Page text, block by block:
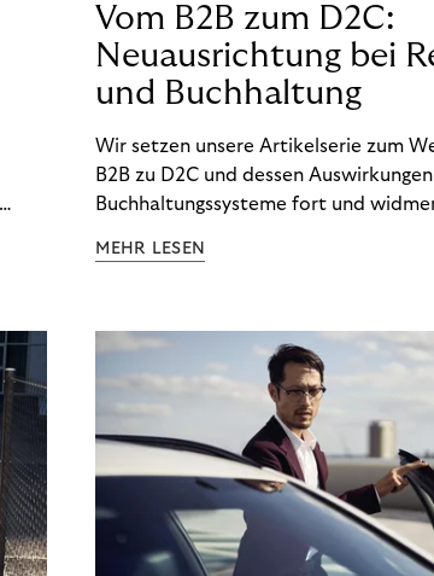
Vom B2B zum D2C:
Neuausrichtung bei
und Buchhaltung
Wir setzen unsere Artikelserie zum
B2B zu D2C und dessen
Buchhaltungssysteme fort und
im D2C-Bereich.
MEHR LESEN